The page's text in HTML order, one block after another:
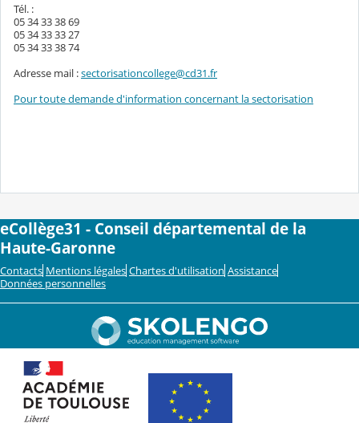
Tél. :
05 34 33 38 69
05 34 33 33 27
05 34 33 38 74
Adresse mail :sectorisationcollege@cd31.fr
Pour toute demande d'information concernant la sectorisation
eCollège31 - Conseil départemental de la
Haute-Garonne
Contacts Mentions légales Chartes d'utilisation Assistance
Données personnelles